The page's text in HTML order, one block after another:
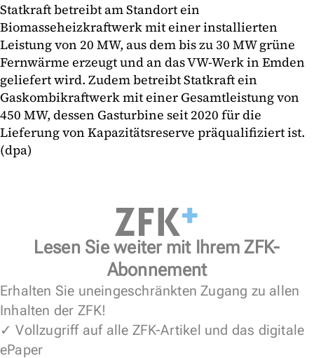
Statkraft betreibt am Standort ein
Biomasseheizkraftwerk mit einer installierten
Leistung von 20 MW, aus dem bis zu 30 MW grüne
Fernwärme erzeugt und an das VW-Werk in Emden
geliefert wird. Zudem betreibt Statkraft ein
Gaskombikraftwerk mit einer Gesamtleistung von
450 MW, dessen Gasturbine seit 2020 für die
Lieferung von Kapazitätsreserve präqualifiziert ist.
(dpa)
Lesen Sie weiter mit Ihrem ZFK-
Abonnement
Erhalten Sie uneingeschränkten Zugang zu allen
Inhalten der ZFK!
✓ Vollzugriff auf alle ZFK-Artikel und das digitale
ePaper